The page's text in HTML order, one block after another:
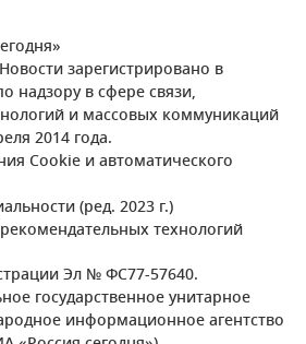
зарегистрировано в
надзору в сфере связи,
и массовых коммуникаций
2014 года.
Cookie и автоматического
(ред. 2023 г.)
технологий
Эл № ФС77-57640.
государственное унитарное
информационное агентство